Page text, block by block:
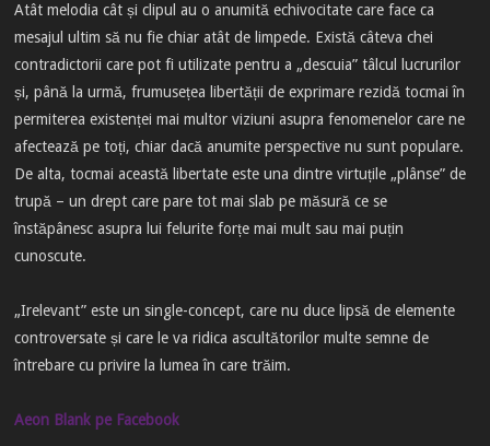
Atât melodia cât și clipul au o anumită echivocitate care face ca
mesajul ultim să nu fie chiar atât de limpede. Există câteva chei
contradictorii care pot fi utilizate pentru a „descuia” tâlcul lucrurilor
și, până la urmă, frumusețea libertății de exprimare rezidă tocmai în
permiterea existenței mai multor viziuni asupra fenomenelor care ne
afectează pe toți, chiar dacă anumite perspective nu sunt populare.
De alta, tocmai această libertate este una dintre virtuțile „plânse” de
trupă – un drept care pare tot mai slab pe măsură ce se
înstăpânesc asupra lui felurite forțe mai mult sau mai puțin
cunoscute.
„Irelevant” este un single-concept, care nu duce lipsă de elemente
controversate și care le va ridica ascultătorilor multe semne de
întrebare cu privire la lumea în care trăim.
Aeon Blank pe Facebook